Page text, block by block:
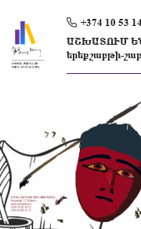
content
+374 10 53
ԱՇԽԱՏՈՒՄ ԵՆՔ
երեքշաբթի-